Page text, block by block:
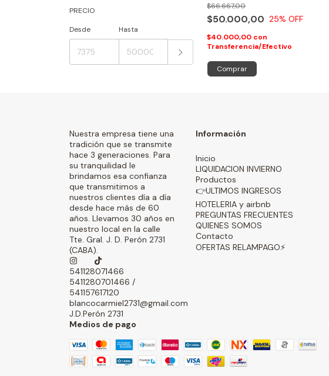
PRECIO
Desde
Hasta
$50.000,00
$66.667,00
25% OFF
$40.000,00 con
Transferencia/Efectivo
Comprar
Nuestra empresa tiene una
tradición que se transmite
hace 3 generaciones. Para
su tranquilidad le
brindamos esa confianza
que transmitimos a
nuestros clientes día a día
desde hace más de 60
años. Llevamos 30 años en
nuestro local en la calle
Tte. Gral. J. D. Perón 2731
(CABA).
541128071466
5411280701466 /
541157617120
blancocarmiel2731@gmail.com
J.D.Perón 2731
Información
Inicio
LIQUIDACION INVIERNO
Productos
👉ULTIMOS INGRESOS
HOTELERIA y airbnb
PREGUNTAS FRECUENTES
QUIENES SOMOS
Contacto
OFERTAS RELAMPAGO⚡
Medios de pago